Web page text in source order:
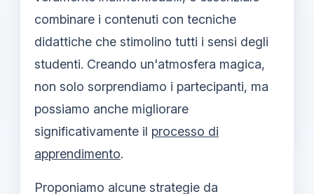
combinare i contenuti con tecniche
didattiche che stimolino tutti i sensi degli
studenti. Creando un'atmosfera magica,
non solo sorprendiamo i partecipanti, ma
possiamo anche migliorare
significativamente il processo di
apprendimento.
Proponiamo alcune strategie da